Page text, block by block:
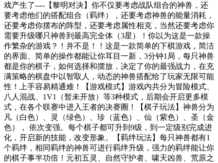
戏产生了----【黎明对决】你不仅要考虑战队组合的神兽，还
要考虑他们的搭配组合（羁绊），还要考虑神兽的能量消耗，
还要考虑你摆布的阵型，还要考虑属性相克，当然还要考虑你
需要升级哪只神兽到最高完全体（3星）！你以为这是一款操
作繁杂的游戏？！并不是！！这是一款简单的下棋游戏，简洁
的界面、简单的操作都能让你耳目一新，3分钟1局，每只神兽
都是你的棋子，如何选择和摆放，决定了你的最强战力，在充
满策略的棋盘中以智取人，动态的神兽搭配给了玩家无限可能
性！上手容易精通难！【游戏模式】游戏内共分为冒险模式、
八人混战、1V1（暂未开放）等3种模式，后期会开启更多模
式，在各个联赛中进入王者的决赛圈！【棋子玩法】神兽分为
凡（白色）、灵（绿色）、珍（蓝色）、仙（紫色）、圣（金
色）， 依次变强。每个棋子都可升到9级，到一定级别完成进
化，开启新的技能，改变形象。【羁绊玩法】每只神兽都有1
个羁绊，相同羁绊的神兽可进行羁绊升级，强力的羁绊能让你
的棋子事半功倍！元初五灵、自然守护者、啸天凶兽、荒原之